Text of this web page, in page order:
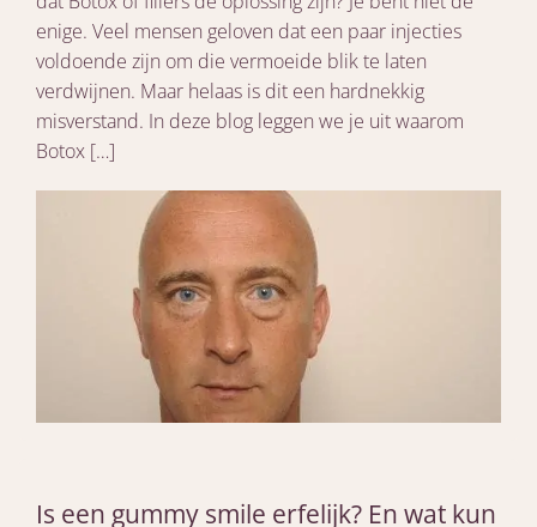
enige. Veel mensen geloven dat een paar injecties
voldoende zijn om die vermoeide blik te laten
verdwijnen. Maar helaas is dit een hardnekkig
misverstand. In deze blog leggen we je uit waarom
Botox […]
Is een gummy smile erfelijk? En wat kun